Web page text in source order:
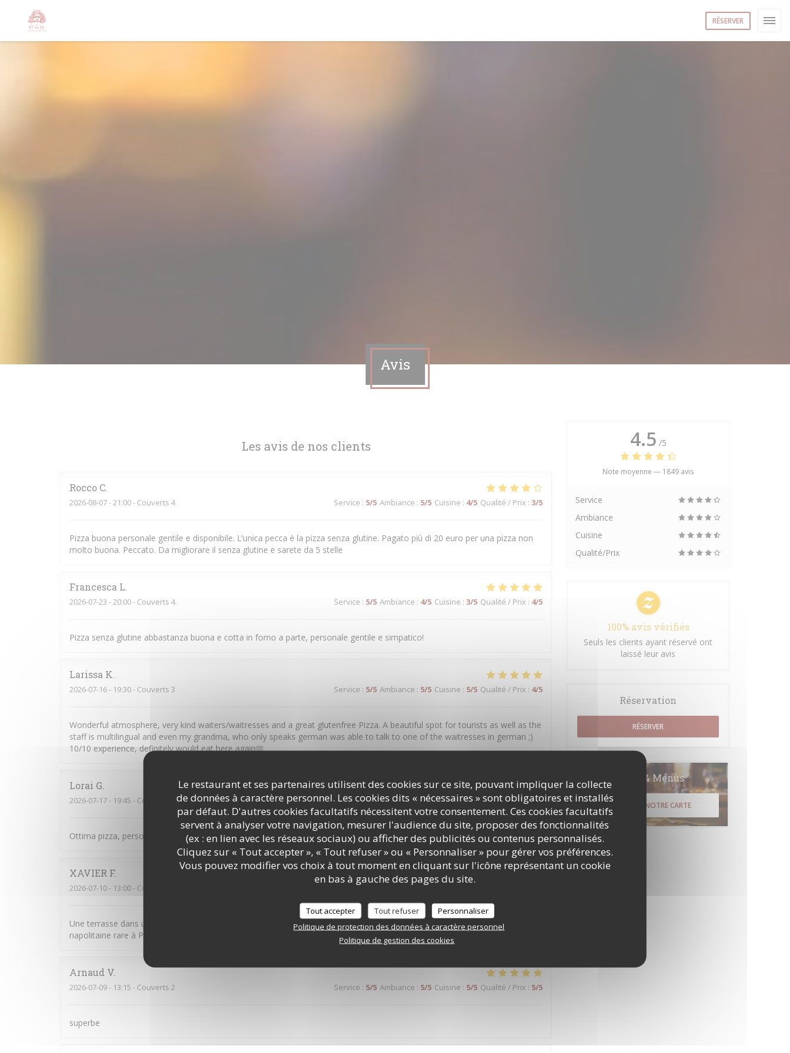
Le restaurant et ses partenaires utilisent des cookies sur ce site, pouvant impliquer la collecte
de données à caractère personnel. Les cookies dits « nécessaires » sont obligatoires et installés
par défaut. D'autres cookies facultatifs nécessitent votre consentement. Ces cookies facultatifs
servent à analyser votre navigation, mesurer l'audience du site, proposer des fonctionnalités
(ex : en lien avec les réseaux sociaux) ou afficher des publicités ou contenus personnalisés.
Cliquez sur « Tout accepter », « Tout refuser » ou « Personnaliser » pour gérer vos préférences.
Vous pouvez modifier vos choix à tout moment en cliquant sur l'icône représentant un cookie
en bas à gauche des pages du site.
Tout accepter Tout refuser
Personnaliser
Politique de protection des données à caractère personnel
Politique de gestion des cookies
RÉSERVER
Avis
Les avis de nos clients
Rocco C
2026-08-07- 21:00 - Couverts 4 Service : 5/5 Ambiance : 5/5 Cuisine : 4/5 Qualité / Prix : 3/5
Pizza buona personale gentile e disponibile. L’unica pecca è la pizza senza glutine. Pagato più di 20 euro per una pizza non
molto buona. Peccato. Da migliorare il senza glutine e sarete da 5 stelle
Francesca L
2026-07-23 - 20:00 - Couverts 4 Service : 5/5 Ambiance : 4/5 Cuisine : 3/5 Qualité / Prix : 4/5
Pizza senza glutine abbastanza buona e cotta in forno a parte, personale gentile e simpatico!
Larissa K
2026-07-16- 19:30 - Couverts 3 Service : 5/5 Ambiance : 5/5 Cuisine : 5/5 Qualité / Prix : 4/5
Wonderful atmosphere, very kind waiters/waitresses and a great glutenfree Pizza. A beautiful spot for tourists as well as the
staff is multilingual and even my grandma, who only speaks german was able to talk to one of the waitresses in german ;)
10/10 experience, definitely would eat here again🫶
Lorai G
2026-07-17- 19:45 - Couverts 2 Service:5/5 Ambiance: 5/5 Cuisine:5/5 Qualité / Prix:5/5
Ottima pizza, personale attento, gentille e sorridente. Vengo da anni e mai deluso
XAVIER F
2026-07-10- 13:00 - Couverts 2 Service: Ambiance 5/5
Une terrasse dans une rue charmante, un personnel absolument adorable, et une "pizza frite complète", spécialité
napolitaine rare à Paris, véritablement délicieuse. Un pinot Grigio rosé et une grappa : le bonheur absolu !!! Merci à tous.
Arnaud V
2026-07-09- 13:15 - Couverts 2 Service : 5/5 Ambiance : 5/5 Cuisine : 5/5 Qualité / Prix : 5/5
superbe
4.5 /5
Note moyenne — 1849 avis
Service
Ambiance
Cuisine
Qualité/Prix
100% avis vérifiés
Seuls les clients ayant réservé ont
laissé leur avis
Réservation
RÉSERVER
Cartes & Menus
DÉCOUVRIR NOTRE CARTE